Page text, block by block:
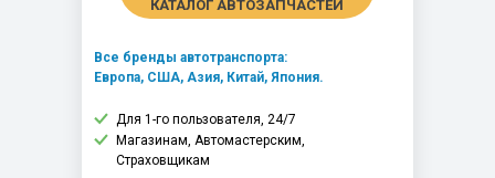
ALMERA PHI MAKE ( 2012 - 2020 )
ALMERA THI MAKE ( 2019 - )
ALMERA THI MAKE ( 2022 - )
КАТАЛОГ АВТОЗАПЧАСТЕЙ
Все бренды автотранспорта:
Европа, США, Азия, Китай, Япония.
Магазинам, Автомастерским,
Страховщикам
Для 1-го пользователя, 24/7